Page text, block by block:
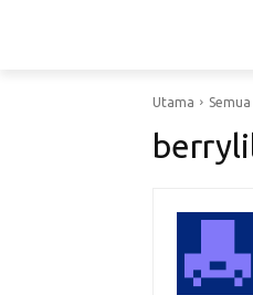
Utama